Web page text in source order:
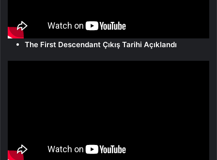
The First Descendant Çıkış Tarihi Açıklandı